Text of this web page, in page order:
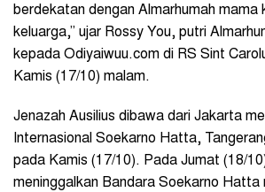
berdekatan dengan Almarhumah mama
keluarga,” ujar Rossy You, putri
kepada Odiyaiwuu.com di RS Sint
Kamis (17/10) malam.
Jenazah Ausilius dibawa dari Jakarta
Internasional Soekarno Hatta,
pada Kamis (17/10). Pada Jumat (18/
meninggalkan Bandara Soekarno Hatta